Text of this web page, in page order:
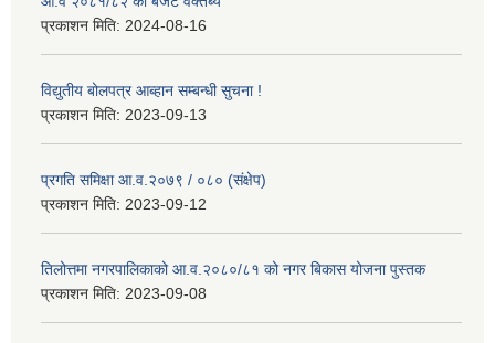
प्रकाशन मिति: 2024-08-16
विद्युतीय बोलपत्र आब्हान सम्बन्धी सुचना !
प्रकाशन मिति: 2023-09-13
प्रगति समिक्षा आ.व.२०७९ / ०८० (संक्षेप)
प्रकाशन मिति: 2023-09-12
तिलोत्तमा नगरपालिकाको आ.व.२०८०/८१ को नगर बिकास योजना पुस्तक
प्रकाशन मिति: 2023-09-08